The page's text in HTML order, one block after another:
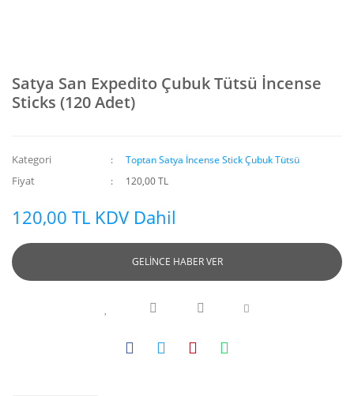
Satya San Expedito Çubuk Tütsü İncense
Sticks (120 Adet)
Kategori Toptan Satya İncense Stick Çubuk Tütsü
Fiyat 120,00 TL
120,00 TL KDV Dahil
GELİNCE HABER VER